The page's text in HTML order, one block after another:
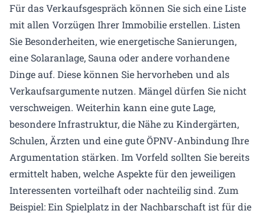
Für das Verkaufsgespräch können Sie sich eine Liste
mit allen Vorzügen Ihrer Immobilie erstellen. Listen
Sie Besonderheiten, wie energetische Sanierungen,
eine Solaranlage, Sauna oder andere vorhandene
Dinge auf. Diese können Sie hervorheben und als
Verkaufsargumente nutzen. Mängel dürfen Sie nicht
verschweigen. Weiterhin kann eine gute Lage,
besondere Infrastruktur, die Nähe zu Kindergärten,
Schulen, Ärzten und eine gute ÖPNV-Anbindung Ihre
Argumentation stärken. Im Vorfeld sollten Sie bereits
ermittelt haben, welche Aspekte für den jeweiligen
Interessenten vorteilhaft oder nachteilig sind. Zum
Beispiel: Ein Spielplatz in der Nachbarschaft ist für die